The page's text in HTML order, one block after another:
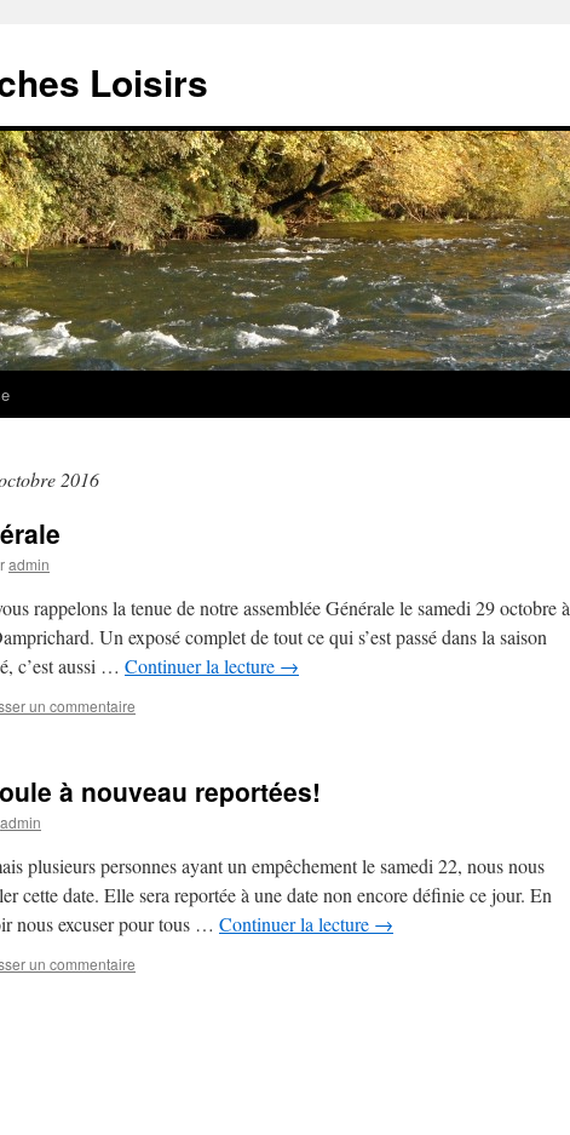
Loisirs
2016
admin
rappelons la tenue de notre assemblée Générale le samedi 29 octobre à
Un exposé complet de tout ce qui s’est passé dans la saison
c’est aussi … Continuer la lecture →
un commentaire
à nouveau reportées!
admin
plusieurs personnes ayant un empêchement le samedi 22, nous nous
cette date. Elle sera reportée à une date non encore définie ce jour. En
nous excuser pour tous … Continuer la lecture →
un commentaire